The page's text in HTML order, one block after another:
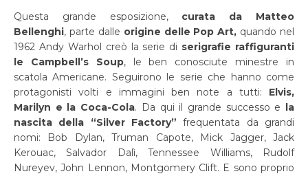
Questa grande esposizione, curata da Matteo
Bellenghi, parte dalle origine delle Pop Art, quando nel
1962 Andy Warhol creò la serie di serigrafie raffiguranti
le Campbell’s Soup, le ben conosciute minestre in
scatola Americane. Seguirono le serie che hanno come
protagonisti volti e immagini ben note a tutti: Elvis,
Marilyn e la Coca-Cola. Da qui il grande successo e la
nascita della “Silver Factory” frequentata da grandi
nomi: Bob Dylan, Truman Capote, Mick Jagger, Jack
Kerouac, Salvador Dalì, Tennessee Williams, Rudolf
Nureyev, John Lennon, Montgomery Clift. E sono proprio